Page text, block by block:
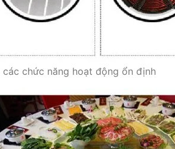
chức năng hoạt động ổn định